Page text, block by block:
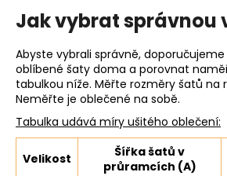
Jak vybrat správnou
Abyste vybrali správně,
oblíbené šaty doma a porovnat
tabulkou níže. Měřte rozměry šatů na
Neměřte je oblečené na sobě.
Tabulka udává míry ušitého oblečení:
Velikost
Šířka šatů v
průramcích (A)